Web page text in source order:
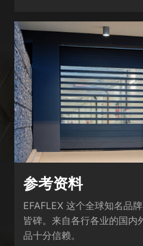
参考资料
EFAFLEX 这个全球知名品
皆碑。来自各行各业的国内
品十分信赖。